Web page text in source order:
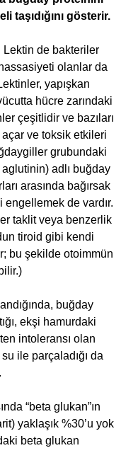
taşıdığını gösterir.
de bakteriler
olanlar da
yapışkan
hücre zarındaki
çeşitlidir ve bazıları
ve toksik etkileri
grubundaki
adlı buğday
arasında bağırsak
engellemek de vardır.
taklit veya benzerlik
tiroid gibi kendi
bu şekilde otoimmün
buğday
ekşi hamurdaki
intoleransı olan
ile parçaladığı da
“beta glukan”ın
yaklaşık %30’u yok
beta glukan